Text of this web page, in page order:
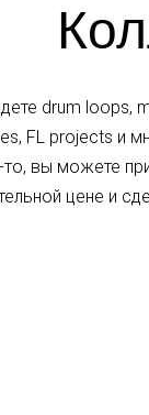
drum loops,
FL projects и
вы можете
цене и